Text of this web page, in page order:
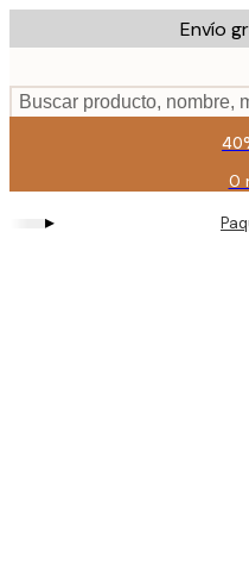
to
content.
Envío
Buscar producto, nombre,
0
▸